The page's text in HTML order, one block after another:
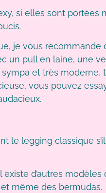
si elles sont portées
je vous recommande
un pull en laine, une
sympa et très moderne,
vous pouvez
le legging classique
d’autres modèles
même des bermudas.